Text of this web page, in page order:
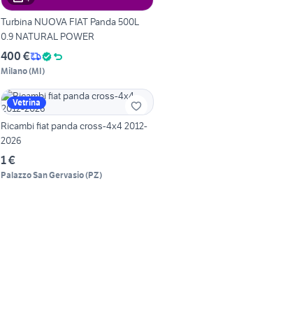
Turbina NUOVA FIAT Panda 500L
0.9 NATURAL POWER
400 €
Milano(MI)
Vetrina
Ricambi fiat panda cross-4x4 2012-
2026
1 €
Palazzo San Gervasio(PZ)